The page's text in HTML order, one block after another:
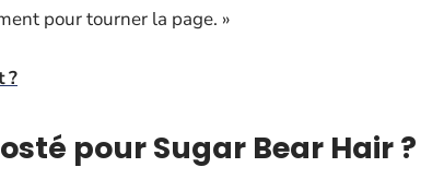
pour tourner la page. »
?
pour Sugar Bear Hair ?